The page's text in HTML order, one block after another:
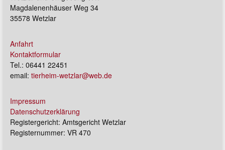
Magdalenenhäuser Weg 34
35578 Wetzlar
Anfahrt
Kontaktformular
Tel.: 06441 22451
email: tierheim-wetzlar@web.de
Impressum
Datenschutzerklärung
Registergericht: Amtsgericht Wetzlar
Registernummer: VR 470